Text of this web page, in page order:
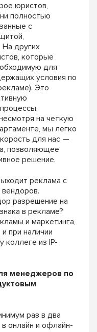
юристов,
полностью
с
На других
которые
для
условия по
Это
на четкую
мы легко
для нас —
позволяющее
решение.
реклама с
разрешение на
в рекламе?
и маркетинга,
при наличии
коллеге из IP-
менеджеров по
раз в два
онлайн и офлайн-